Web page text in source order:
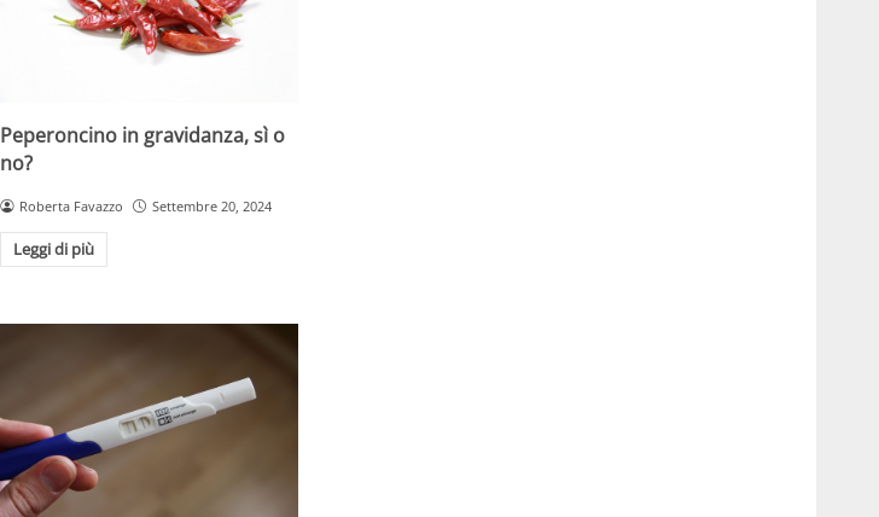
Peperoncino in gravidanza, sì o
no?
Roberta Favazzo Settembre 20, 2024
Leggi di più